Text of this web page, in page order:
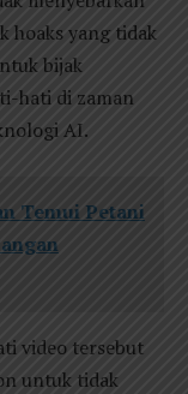
hoaks yang tidak
bijak
hati di zaman
AI.
Temui Petani
video tersebut
untuk tidak